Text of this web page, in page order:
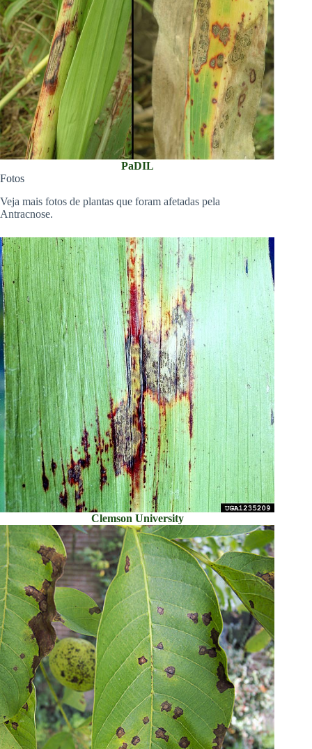
PaDIL
Fotos
Veja mais fotos de plantas que foram afetadas pela
Antracnose.
Clemson University